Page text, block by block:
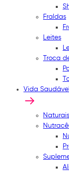
Fraldas
Leites
Troca
Vida Saudável
Naturais